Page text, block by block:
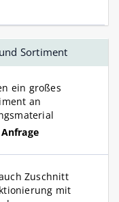
Sortiment
ein großes
an
Zuschnitt
mit